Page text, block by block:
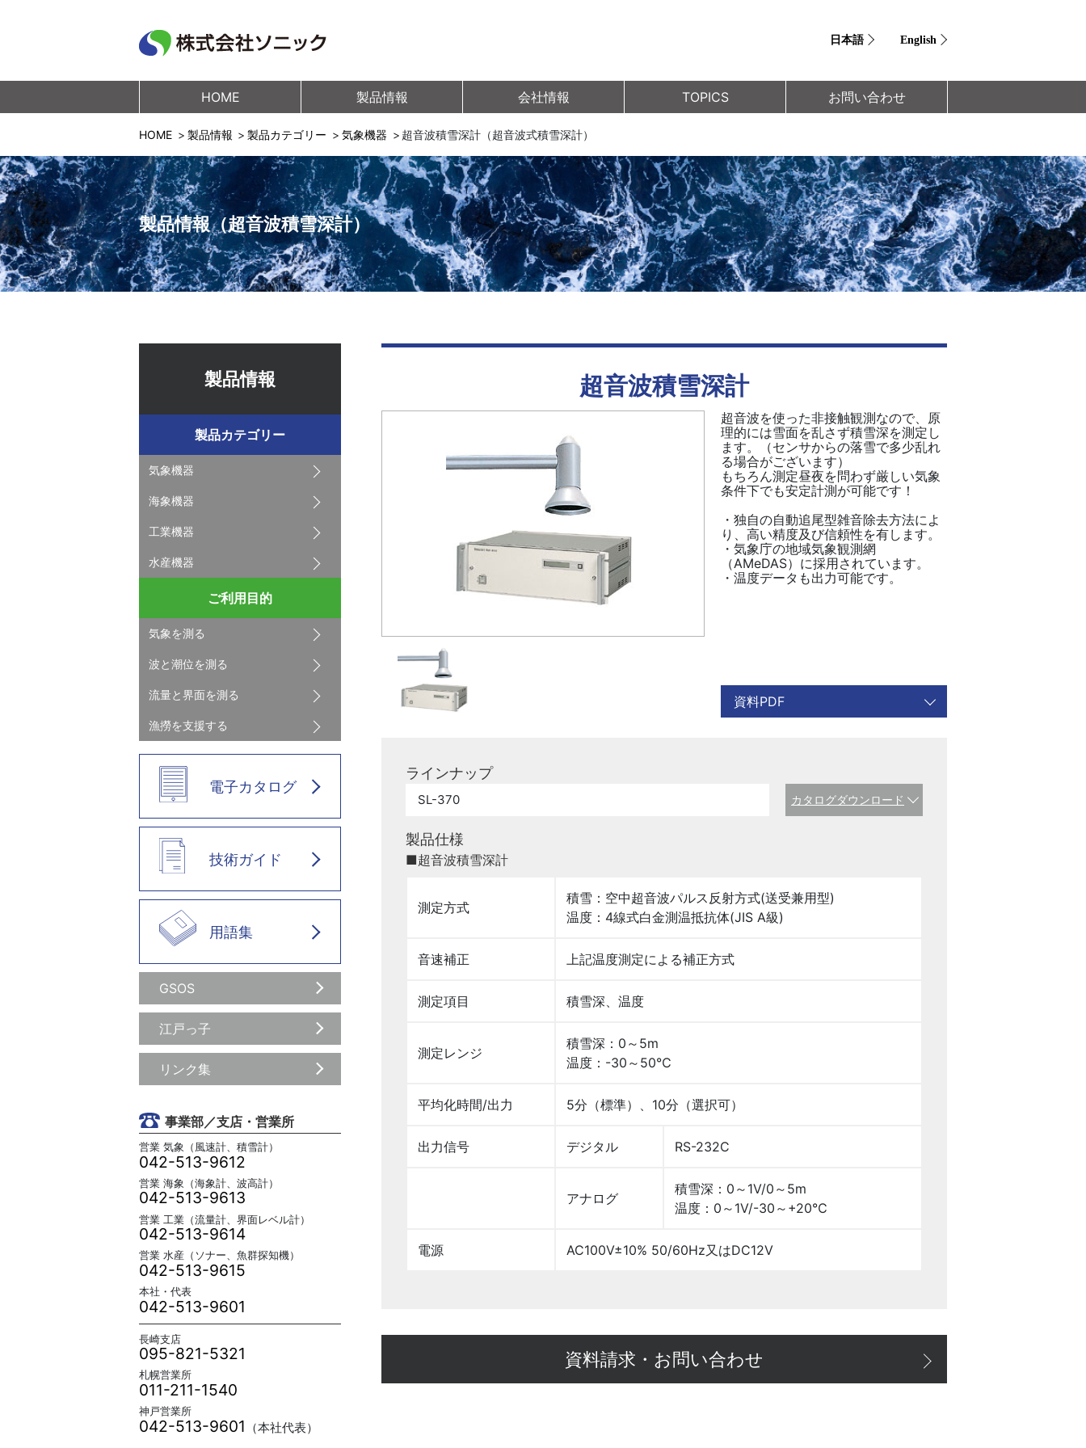
日本語 English
HOME 製品情報 会社情報 TOPICS お問い合わせ
HOME 製品情報 製品カテゴリー 気象機器 超音波積雪深計（超音波式積雪深計）
製品情報（超音波積雪深計）
製品情報
製品カテゴリー
気象機器
海象機器
工業機器
水産機器
ご利用目的
気象を測る
波と潮位を測る
流量と界面を測る
漁撈を支援する
電子カタログ
技術ガイド
用語集
GSOS
江戸っ子
リンク集
事業部／支店・営業所
営業 気象（風速計、積雪計）
042-513-9612
営業 海象（海象計、波高計）
042-513-9613
営業 工業（流量計、界面レベル計）
042-513-9614
営業 水産（ソナー、魚群探知機）
042-513-9615
本社・代表
042-513-9601
長崎支店
095-821-5321
札幌営業所
011-211-1540
神戸営業所
042-513-9601 （本社代表）
超音波積雪深計
超音波を使った非接触観測なので、原
理的には雪面を乱さず積雪深を測定し
ます。（センサからの落雪で多少乱れ
る場合がございます）
もちろん測定昼夜を問わず厳しい気象
条件下でも安定計測が可能です！
・独自の自動追尾型雑音除去方法によ
り、高い精度及び信頼性を有します。
・気象庁の地域気象観測網
（AMeDAS）に採用されています。
・温度データも出力可能です。
資料PDF
ラインナップ
SL-370 カタログダウンロード
製品仕様
■超音波積雪深計
測定方式
積雪：空中超音波パルス反射方式(送受兼用型)
温度：4線式白金測温抵抗体(JIS A級)
音速補正 上記温度測定による補正方式
測定項目 積雪深、温度
測定レンジ
積雪深：0～5m
温度：-30～50℃
平均化時間/出力 5分（標準）、10分（選択可）
出力信号 デジタル RS-232C
アナログ
積雪深：0～1V/0～5m
温度：0～1V/-30～+20℃
電源 AC100V±10% 50/60Hz又はDC12V
資料請求・お問い合わせ